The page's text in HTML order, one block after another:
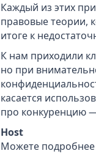
Каждый из этих
правовые теории,
итоге к
К нам приходили
но при
касается
про конкуренцию
Host
Можете